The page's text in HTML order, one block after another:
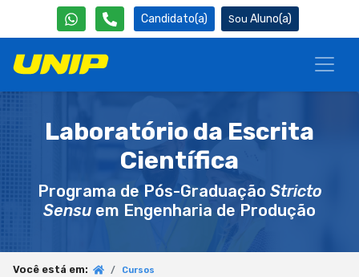
Candidato(a) Aluno(a)
Laboratório da Escrita
Científica
Programa de Pós-Graduação Stricto
Sensu em Engenharia de Produção
Você está em:
Cursos